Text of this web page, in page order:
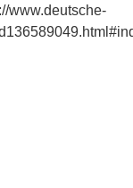
www.deutsche-